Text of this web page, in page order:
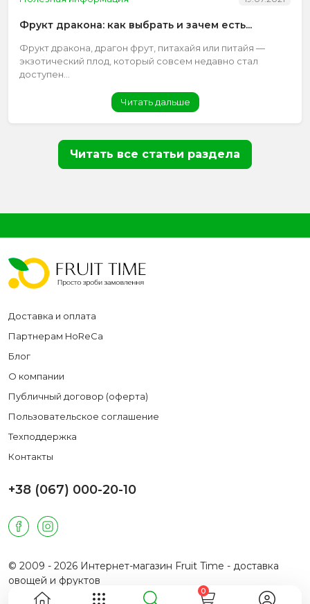
Фрукт дракона: как выбрать и зачем есть...
Фрукт дракона, драгон фрут, питахайя или питайя —
экзотический плод, который совсем недавно стал
доступен...
Читать дальше
Читать все статьи раздела
Доставка и оплата
Партнерам HoReCa
Блог
О компании
Публичный договор (оферта)
Пользовательское соглашение
Техподдержка
Контакты
+38 (067) 000-20-10
© 2009 - 2026 Интернет-магазин Fruit Time - доставка
овощей и фруктов
0